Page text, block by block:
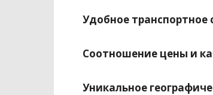
Удобное транспортное
Соотношение цены и
Уникальное